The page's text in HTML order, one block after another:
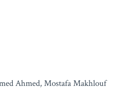
Ahmed, Mostafa Makhlouf